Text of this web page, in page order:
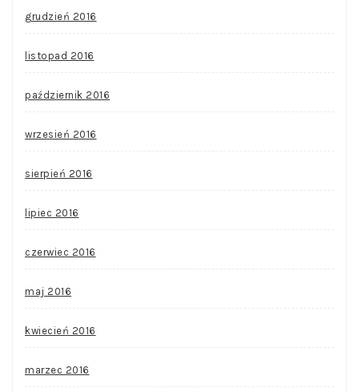
grudzień 2016
listopad 2016
październik 2016
wrzesień 2016
sierpień 2016
lipiec 2016
czerwiec 2016
maj 2016
kwiecień 2016
marzec 2016